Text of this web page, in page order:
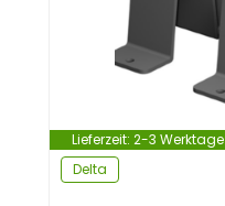
Lieferzeit: 2-3 Werktage
Delta